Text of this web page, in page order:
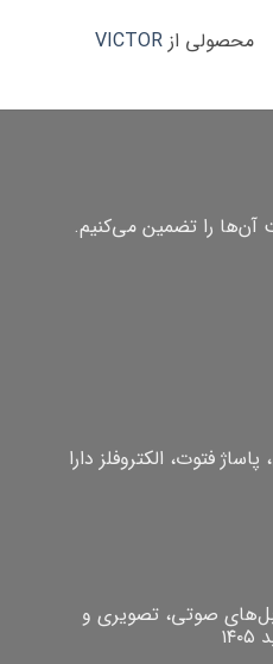
محصولی از VICTOR
را تضمین می‌کنیم.
فتوت، الکتروفلز دارا
صوتی، تصویری و